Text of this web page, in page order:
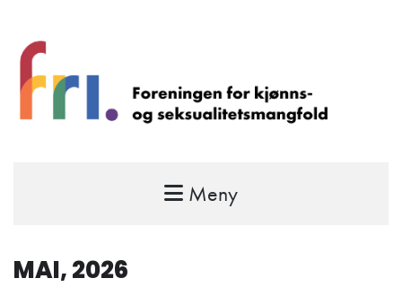
FRI – foreningen for kjønns- og
Meny
MAI, 2026